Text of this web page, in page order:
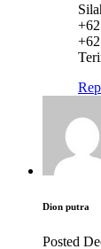
Dion putra
Posted